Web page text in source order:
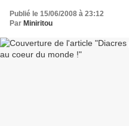
Publié le 15/06/2008 à 23:12
Par Miniritou